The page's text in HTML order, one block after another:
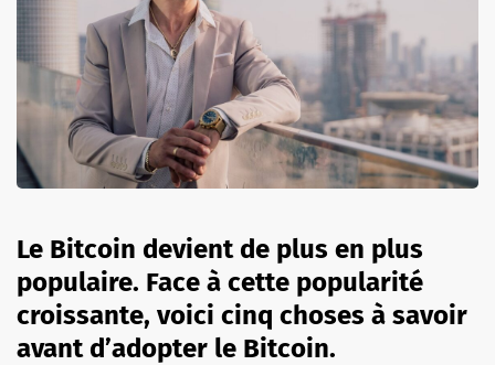
Le Bitcoin devient de plus en plus
populaire. Face à cette popularité
croissante, voici cinq choses à savoir
avant d’adopter le Bitcoin.